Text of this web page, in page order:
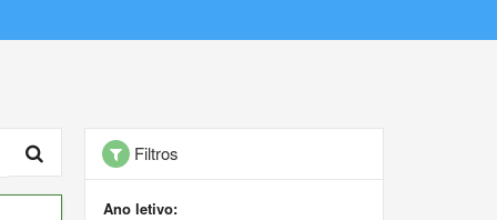
Filtros
Ano letivo: